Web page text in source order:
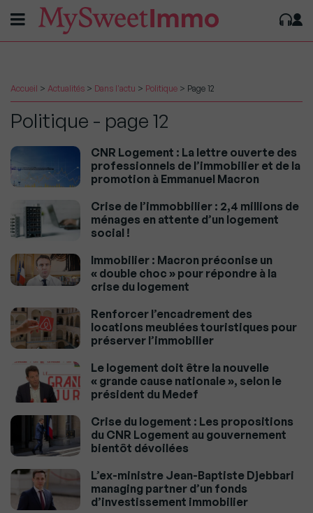
Accueil > Actualités > Dans l'actu > Politique > Page 12
Politique - page 12
CNR Logement : La lettre ouverte des
professionnels de l’immobilier et de la
promotion à Emmanuel Macron
Crise de l’immobbilier : 2,4 millions de
ménages en attente d’un logement
social !
Immobilier : Macron préconise un
« double choc » pour répondre à la
crise du logement
Renforcer l’encadrement des
locations meublées touristiques pour
préserver l’immobilier
Le logement doit être la nouvelle
« grande cause nationale », selon le
président du Medef
Crise du logement : Les propositions
du CNR Logement au gouvernement
bientôt dévoilées
L’ex-ministre Jean-Baptiste Djebbari
managing partner d’un fonds
d’investissement immobilier